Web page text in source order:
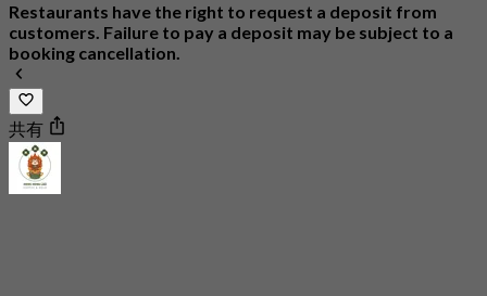
Restaurants have the right to request a deposit from
customers. Failure to pay a deposit may be subject to a
booking cancellation.
共有